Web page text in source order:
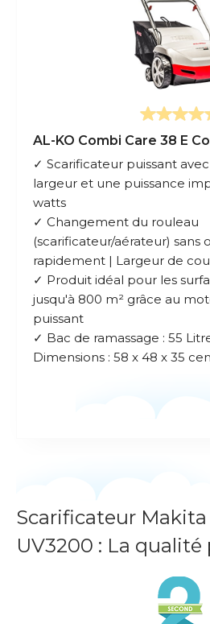
AL-KO Combi Care 38 E
✓ Scarificateur puissant
largeur et une puissance
watts
✓ Changement du rouleau
(scarificateur/aérateur) sans
rapidement | Largeur de
✓ Produit idéal pour les
jusqu'à 800 m² grâce au
puissant
✓ Bac de ramassage : 55
Dimensions : 58 x 48 x 35
Scarificateur
UV3200 : La qualité